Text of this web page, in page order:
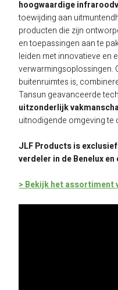
hoogwaardige
toewijding aan
producten die zijn
en toepassingen aan te
leiden met innovatieve en
verwarmingsoplossingen.
buitenruimtes is,
Tansun geavanceerde
uitzonderlijk
uitnodigende omgeving
JLF Products is
verdeler in de Benelux
> Bekijk het assortiment